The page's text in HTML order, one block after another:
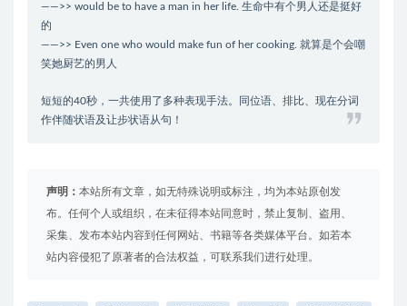
——>> would be to have a man in her life. 生命中有个男人还是挺好
的
——>> Even one who would make fun of her cooking. 就算是个会嘲
笑她厨艺的男人
短短的40秒，一共使用了多种表现手法。同位语、排比、现在分词
作伴随状语及让步状语从句！
声明： 本站所有文章，如无特殊说明或标注，均为本站原创发
布。任何个人或组织，在未征得本站同意时，禁止复制、盗用、
采集、发布本站内容到任何网站、书籍等各类媒体平台。如若本
站内容侵犯了原著者的合法权益，可联系我们进行处理。